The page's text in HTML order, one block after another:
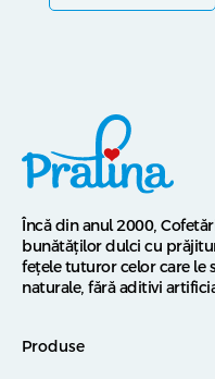
Încă din anul 2000,
bunătăților dulci cu
fețele tuturor celor care le
naturale, fără aditivi
Produse